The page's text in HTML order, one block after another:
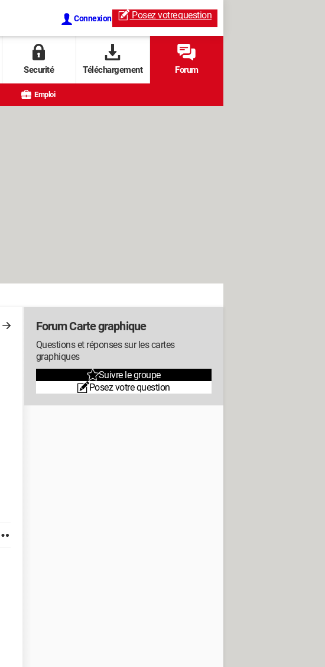
Connexion Posez votrequestion
Securité Téléchargement Forum
Emploi
Forum Carte graphique
Questions et réponses sur les cartes
graphiques
Suivre le groupe
Posez votre question